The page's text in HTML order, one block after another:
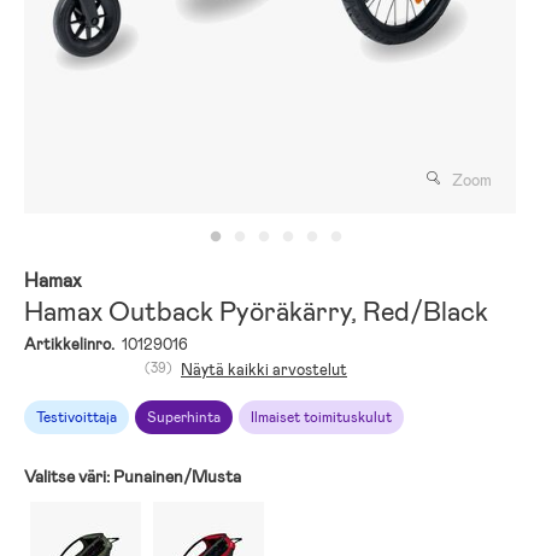
Zoom
Hamax
Hamax Outback Pyöräkärry, Red/Black
Artikkelinro. 10129016
Testivoittaja Superhinta Ilmaiset toimituskulut
(39) Näytä kaikki arvostelut
Valitse väri: Punainen/Musta